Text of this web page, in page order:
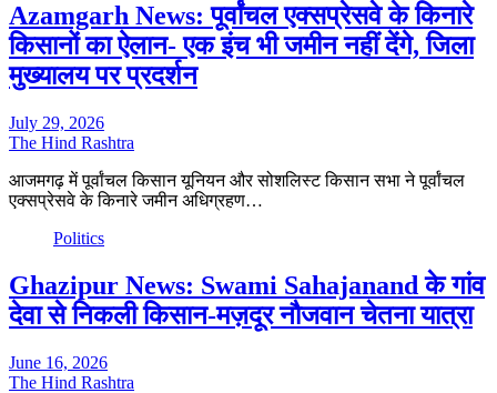
Azamgarh News: पूर्वांचल एक्सप्रेसवे के किनारे
किसानों का ऐलान- एक इंच भी जमीन नहीं देंगे, जिला
मुख्यालय पर प्रदर्शन
July 29, 2026
The Hind Rashtra
आजमगढ़ में पूर्वांचल किसान यूनियन और सोशलिस्ट किसान सभा ने पूर्वांचल
एक्सप्रेसवे के किनारे जमीन अधिग्रहण…
Politics
Ghazipur News: Swami Sahajanand के गांव
देवा से निकली किसान-मज़दूर नौजवान चेतना यात्रा
June 16, 2026
The Hind Rashtra